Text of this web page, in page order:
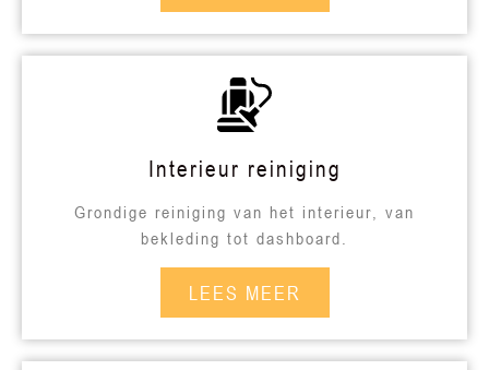
Interieur reiniging
Grondige reiniging van het interieur, van
bekleding tot dashboard.
LEES MEER